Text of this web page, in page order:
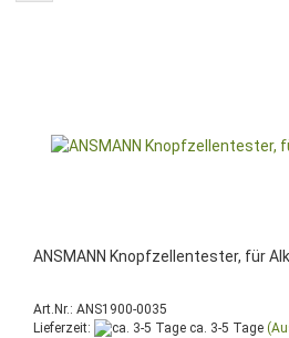
ANSMANN Knopfzellentester, für
Art.Nr.: ANS1900-0035
Lieferzeit:
ca. 3-5 Tage